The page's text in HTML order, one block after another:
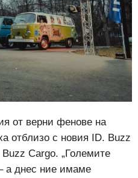
от верни фенове на
отблизо с новия ID. Buzz
Cargo. „Големите
а днес ние имаме